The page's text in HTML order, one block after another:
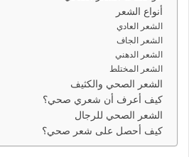
أنواع الشعر
الشعر العادي
الشعر الجاف
الشعر الدهني
الشعر المختلط
الشعر الصحي والكثيف
كيف أعرف أن شعري صحي؟
الشعر الصحي للرجال
كيف أحصل على شعر صحي؟